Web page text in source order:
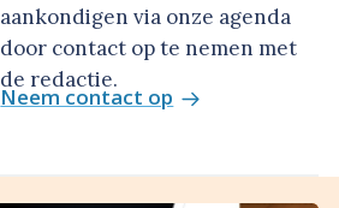
aankondigen via onze agenda
door contact op te nemen met
de redactie.
Neem contact op